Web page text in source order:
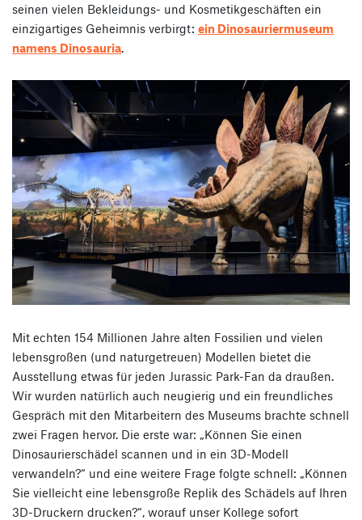
seinen vielen Bekleidungs- und Kosmetikgeschäften ein
einzigartiges Geheimnis verbirgt: ein Dinosauriermuseum
namens Dinosauria.
Mit echten 154 Millionen Jahre alten Fossilien und vielen
lebensgroßen (und naturgetreuen) Modellen bietet die
Ausstellung etwas für jeden Jurassic Park-Fan da draußen.
Wir wurden natürlich auch neugierig und ein freundliches
Gespräch mit den Mitarbeitern des Museums brachte schnell
zwei Fragen hervor. Die erste war: „Können Sie einen
Dinosaurierschädel scannen und in ein 3D-Modell
verwandeln?“ und eine weitere Frage folgte schnell: „Können
Sie vielleicht eine lebensgroße Replik des Schädels auf Ihren
3D-Druckern drucken?“, worauf unser Kollege sofort